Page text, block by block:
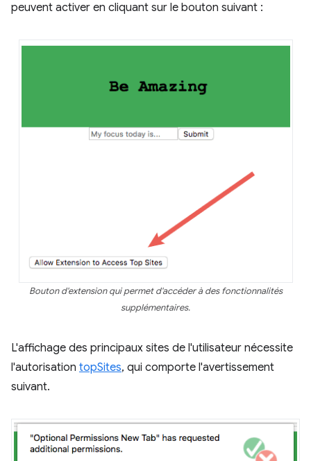
peuvent activer en cliquant sur le bouton suivant :
Bouton d'extension qui permet d'accéder à des fonctionnalités
supplémentaires.
L'affichage des principaux sites de l'utilisateur nécessite
l'autorisation topSites, qui comporte l'avertissement
suivant.